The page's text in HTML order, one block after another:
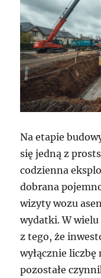
Na etapie
się jedną z
codzienna
dobrana
wizyty wozu
wydatki. W
z tego, że
wyłącznie
pozostałe